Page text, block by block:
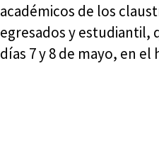
académicos de los
egresados y estudiantil,
días 7 y 8 de mayo, en el